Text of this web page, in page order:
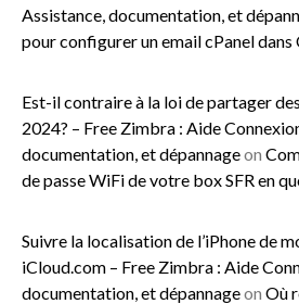
Assistance, documentation, et
pour configurer un email cPanel
Est-il contraire à la loi de partager
2024? – Free Zimbra : Aide
documentation, et dépannageon
de passe WiFi de votre box SFR en
Suivre la localisation de l’iPhone de
iCloud.com – Free Zimbra : Aide
documentation, et dépannageon Où